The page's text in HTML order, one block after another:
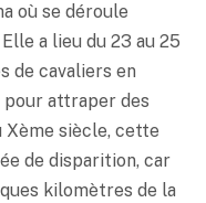
où se déroule
a lieu du 23 au 25
de cavaliers en
pour attraper des
Xème siècle, cette
de disparition, car
kilomètres de la